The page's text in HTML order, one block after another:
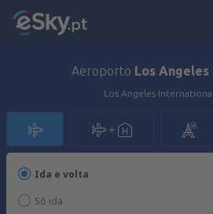
Aeroporto Los
Los Angeles
Ida e volta
Só ida